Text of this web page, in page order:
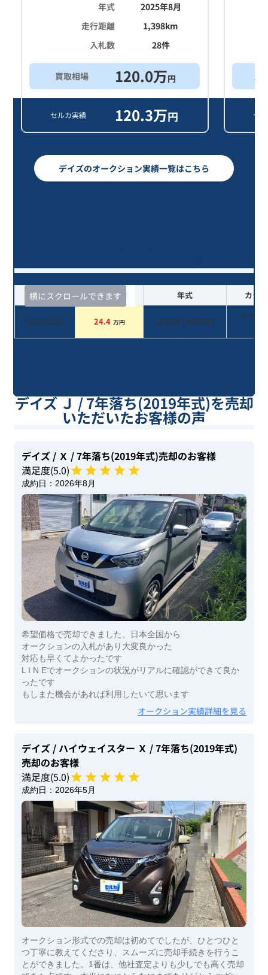
年式
2025年8月
走行距離
1,398km
入札数
28件
買取相場 120.0万円
セルカ実績 120.3万円
ス
セ
デイズのオークション実績一覧はこちら
横にスクロールできます
査定時期 セルカ実績 年式 カラー
2025年6月 24.4 万円 2019年 (令和1年)
ホワイ
系
デイズ Ｊ / 7年落ち(2019年式)を売却
いただいたお客様の声
デイズ / Ｘ / 7年落ち(2019年式)売却のお客様
満足度(5.0)
成約日： 2026年8月
希望価格で売却できました、日本全国から
オークションの入札があり大変良かった
対応も早くてよかったです
L I N Eでオークションの状況がリアルに確認ができて良か
ったです
もしまた機会があれば利用したいて思います
オークション実績詳細を見る
デイズ / ハイウェイスター Ｘ / 7年落ち(2019年式)
売却のお客様
満足度(5.0)
成約日： 2026年5月
オークション形式での売却は初めてでしたが、ひとつひと
つ丁寧に教えてくださり、スムーズに売却手続きを行うこ
とができました。1番は、他社査定よりも少しでも高く売却